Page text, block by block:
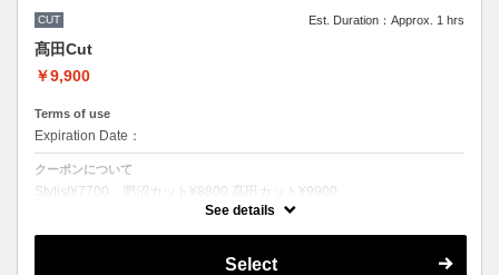
CUT Est. Duration：Approx. 1 hrs
髙田Cut
￥9,900
Terms of use
Expiration Date：
クーポンについて
Stylist¥7700 肥沼カット¥8800 髙田カット¥9900
マーブシャンプースタイリンング代が含まれております。
See details
Select